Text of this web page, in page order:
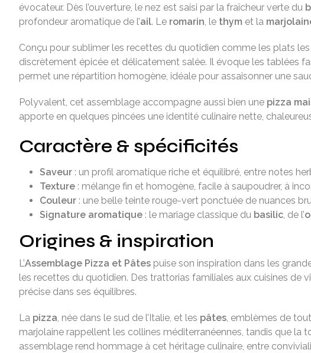
évocateur. Dès l’ouverture, le nez est saisi par la fraîcheur verte du
profondeur aromatique de l’ail. Le romarin, le thym et la
Conçu pour sublimer les recettes du quotidien comme les plats
discrètement épicée et délicatement salée. Il évoque les tablées
permet une répartition homogène, idéale pour assaisonner une
Polyvalent, cet assemblage accompagne aussi bien une pizza
apporte en quelques pincées une identité culinaire nette,
Caractère & spécificités
Saveur : un profil aromatique riche et équilibré, entre notes
Texture : mélange fin et homogène, facile à saupoudrer, à
Couleur : une belle teinte rouge-vert ponctuée de nuances
Signature aromatique : le mariage classique du basilic, de l’
Origines & inspiration
L’Assemblage Pizza et Pâtes puise son inspiration dans les
les recettes du quotidien. Des trattorias familiales aux cuisines de
précise dans ses équilibres.
La pizza, née dans le sud de l’Italie, et les pâtes, emblèmes de
marjolaine rappellent les collines méditerranéennes, tandis que
assemblage rend hommage à cet héritage culinaire, entre